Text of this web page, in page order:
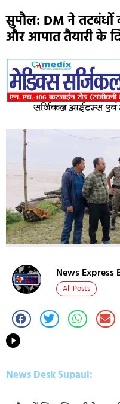
सुपौल: DM ने तटबंधों
और आपात तैयारी के
News Express
All Posts
News Desk Supaul: